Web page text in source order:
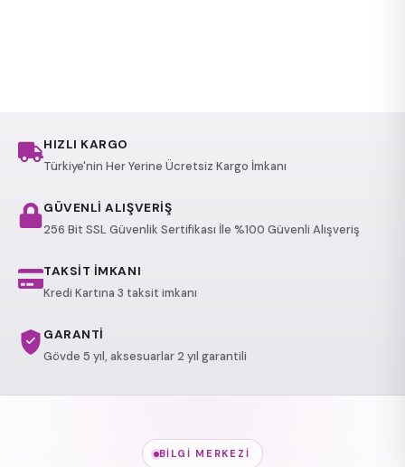
HIZLI KARGO
Türkiye'nin Her Yerine Ücretsiz Kargo İmkanı
GÜVENLİ ALIŞVERİŞ
256 Bit SSL Güvenlik Sertifikası İle %100 Güvenli Alışveriş
TAKSİT İMKANI
Kredi Kartına 3 taksit imkanı
GARANTİ
Gövde 5 yıl, aksesuarlar 2 yıl garantili
BILGI MERKEZI